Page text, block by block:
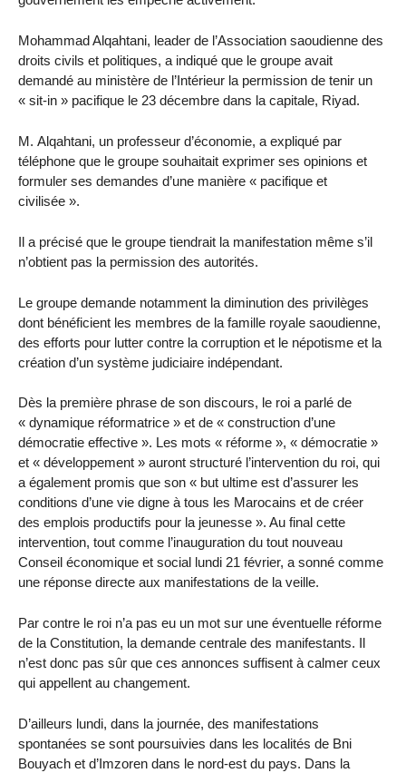
Mohammad Alqahtani, leader de l’Association saoudienne des
droits civils et politiques, a indiqué que le groupe avait
demandé au ministère de l’Intérieur la permission de tenir un
« sit-in » pacifique le 23 décembre dans la capitale, Riyad.
M. Alqahtani, un professeur d’économie, a expliqué par
téléphone que le groupe souhaitait exprimer ses opinions et
formuler ses demandes d’une manière « pacifique et
civilisée ».
Il a précisé que le groupe tiendrait la manifestation même s’il
n’obtient pas la permission des autorités.
Le groupe demande notamment la diminution des privilèges
dont bénéficient les membres de la famille royale saoudienne,
des efforts pour lutter contre la corruption et le népotisme et la
création d’un système judiciaire indépendant.
Dès la première phrase de son discours, le roi a parlé de
« dynamique réformatrice » et de « construction d’une
démocratie effective ». Les mots « réforme », « démocratie »
et « développement » auront structuré l’intervention du roi, qui
a également promis que son « but ultime est d’assurer les
conditions d’une vie digne à tous les Marocains et de créer
des emplois productifs pour la jeunesse ». Au final cette
intervention, tout comme l’inauguration du tout nouveau
Conseil économique et social lundi 21 février, a sonné comme
une réponse directe aux manifestations de la veille.
Par contre le roi n’a pas eu un mot sur une éventuelle réforme
de la Constitution, la demande centrale des manifestants. Il
n’est donc pas sûr que ces annonces suffisent à calmer ceux
qui appellent au changement.
D’ailleurs lundi, dans la journée, des manifestations
spontanées se sont poursuivies dans les localités de Bni
Bouyach et d’Imzoren dans le nord-est du pays. Dans la